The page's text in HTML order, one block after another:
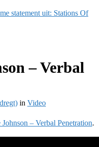
statement uit: Stations Of
– Verbal
in Video
Johnson – Verbal Penetration.